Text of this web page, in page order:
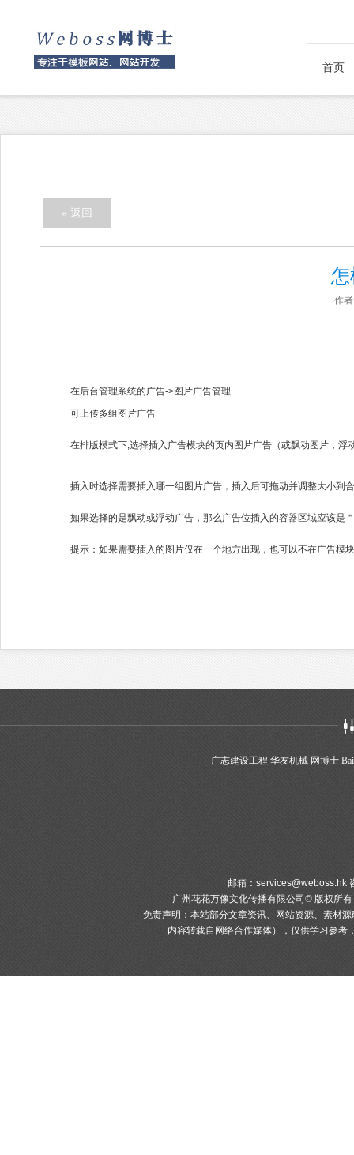
首页
« 返回
怎
作
在后台管理系统的广告->图片广告管理
可上传多组图片广告
在排版模式下,选择插入广告模块的页内图片广告（或飘动图片，浮
插入时选择需要插入哪一组图片广告，插入后可拖动并调整大小到
如果选择的是飘动或浮动广告，那么广告位插入的容器区域应该是
提示：如果需要插入的图片仅在一个地方出现，也可以不在广告
广志建设工程 华友机械 网博士
邮箱： services@weboss.hk
广州花花万像文化传播有限公司© 版权所有
免责声明：本站部分文章资讯、网站资源、素材
内容转载自网络合作媒体），仅供学习参